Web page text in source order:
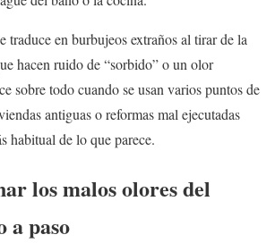
traduce en burbujeos extraños al tirar de la
hacen ruido de “sorbido” o un olor
sobre todo cuando se usan varios puntos de
antiguas o reformas mal ejecutadas
habitual de lo que parece.
los malos olores del
a paso